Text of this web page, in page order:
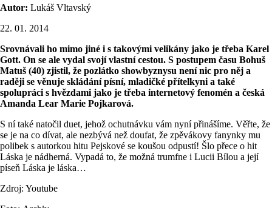
Autor: Lukáš Vltavský
22. 01. 2014
Srovnávali ho mimo jiné i s takovými velikány jako je třeba Karel
Gott. On se ale vydal svojí vlastní cestou. S postupem času Bohuš
Matuš (40) zjistil, že pozlátko showbyznysu není nic pro něj a
raději se věnuje skládání písní, mladičké přítelkyni a také
spolupráci s hvězdami jako je třeba internetový fenomén a česká
Amanda Lear Marie Pojkarová.
S ní také natočil duet, jehož ochutnávku vám nyní přinášíme. Věřte, že
se je na co dívat, ale nezbývá než doufat, že zpěvákovy fanynky mu
polibek s autorkou hitu Pejskové se koušou odpustí! Šlo přece o hit
Láska je nádherná. Vypadá to, že možná trumfne i Lucii Bílou a její
píseň Láska je láska…
Zdroj: Youtube